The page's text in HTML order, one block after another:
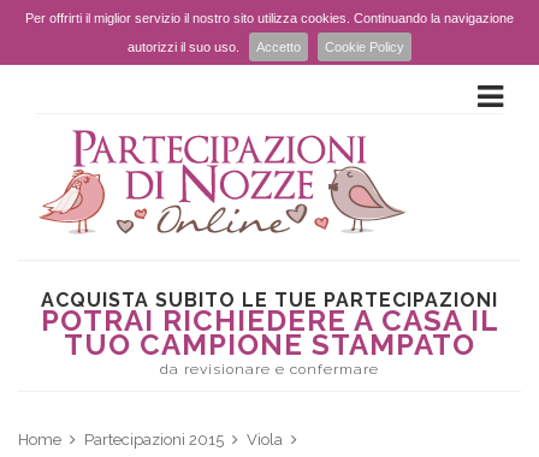
Per offrirti il miglior servizio il nostro sito utilizza cookies. Continuando la navigazione
autorizzi il suo uso.
Accetto Cookie Policy
ACQUISTA SUBITO LE TUE PARTECIPAZIONI
POTRAI RICHIEDERE A CASA IL
TUO CAMPIONE STAMPATO
da revisionare e confermare
Home Partecipazioni 2015
Viola